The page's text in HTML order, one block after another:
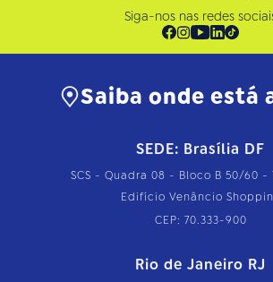
Siga-nos nas redes
Saiba onde está
SEDE: Brasília DF
SCS - Quadra 08 - Bloco B 50/60 -
Edifício Venâncio
CEP: 70.333-900
Rio de Janeiro RJ